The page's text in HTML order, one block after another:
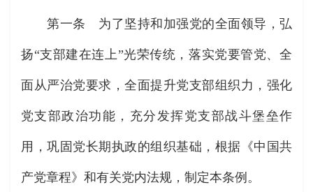
第一条 为了坚持和加强党的全面领导，弘
扬“支部建在连上”光荣传统，落实党要管党、全
面从严治党要求，全面提升党支部组织力，强化
党支部政治功能，充分发挥党支部战斗堡垒作
用，巩固党长期执政的组织基础，根据《中国共
产党章程》和有关党内法规，制定本条例。